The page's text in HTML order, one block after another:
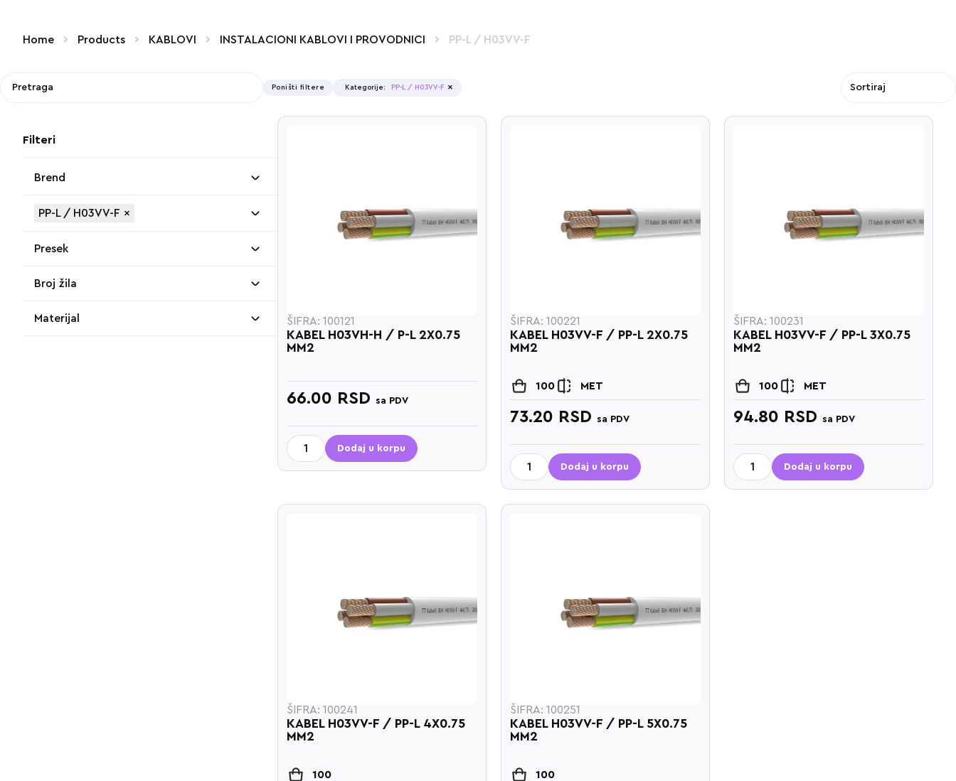
Home Products KABLOVI INSTALACIONI KABLOVI I PROVODNICI PP-L / H03VV-F
Poništi filtere Kategorije : PP-L / H03VV-F ×
Filteri
Brend
PP-L / H03VV-F ×
Presek
Broj žila
Materijal ŠIFRA: 100121
KABEL H03VH-H / P-L 2X0.75
MM2
66.00 RSD sa PDV
Dodaj u korpu
ŠIFRA: 100221
KABEL H03VV-F / PP-L 2X0.75
MM2
100 MET
73.20 RSD sa PDV
Dodaj u korpu
ŠIFRA: 100231
KABEL H03VV-F / PP-L 3X0.75
MM2
100 MET
94.80 RSD sa PDV
Dodaj u korpu
ŠIFRA: 100241
KABEL H03VV-F / PP-L 4X0.75
MM2
100
ŠIFRA: 100251
KABEL H03VV-F / PP-L 5X0.75
MM2
100